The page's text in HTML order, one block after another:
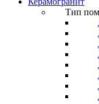
Тип